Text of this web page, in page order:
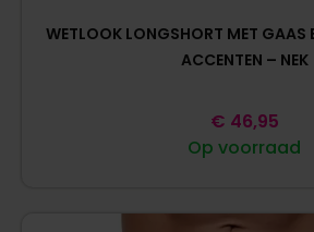
WETLOOK LONGSHORT MET GAAS
ACCENTEN – NEK
Op voorraad
€ 46,95